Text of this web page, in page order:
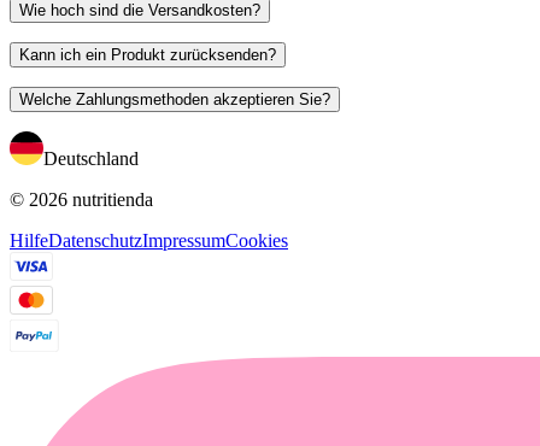
Wie hoch sind die Versandkosten?
Kann ich ein Produkt zurücksenden?
Welche Zahlungsmethoden akzeptieren Sie?
Deutschland
© 2026 nutritienda
HilfeDatenschutzImpressumCookies